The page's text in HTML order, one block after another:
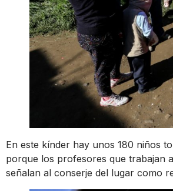
En este kínder hay unos 180 niños
porque los profesores que trabajan
señalan al conserje del lugar como